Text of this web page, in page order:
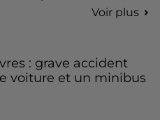
Voir plus
: grave accident
voiture et un minibus